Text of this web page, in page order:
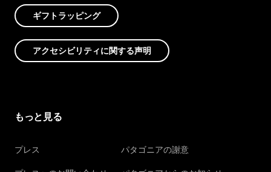
ギフトラッピング
アクセシビリティに関する声明
もっと見る
プレス パタゴニアの謝意